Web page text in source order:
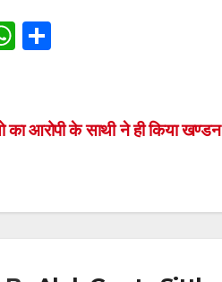
W
s
p
e
का आरोपी के साथी ने ही किया खण्डन